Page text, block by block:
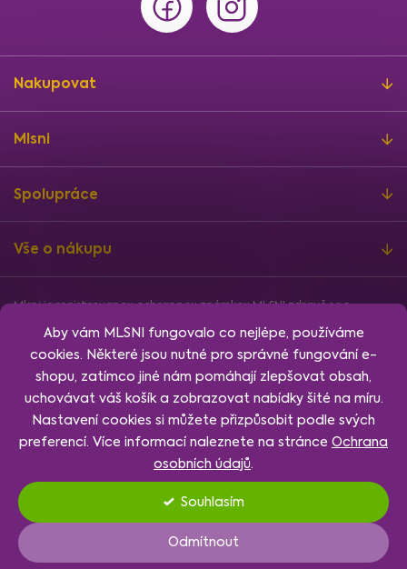
Aby vám MLSNI fungovalo co nejlépe, používáme
cookies. Některé jsou nutné pro správné fungování e-
shopu, zatímco jiné nám pomáhají zlepšovat obsah,
uchovávat váš košík a zobrazovat nabídky šité na míru.
Nastavení cookies si můžete přizpůsobit podle svých
preferencí. Více informací naleznete na stránce Ochrana
osobních údajů.
Nastavení
Odmítnout
Souhlasím
Nakupovat
Mlsni
Spolupráce
Vše o nákupu
Mlsni je registrovanou ochrannou známkou MLSNI zdravě s.r.o.
Nastavení cookies.